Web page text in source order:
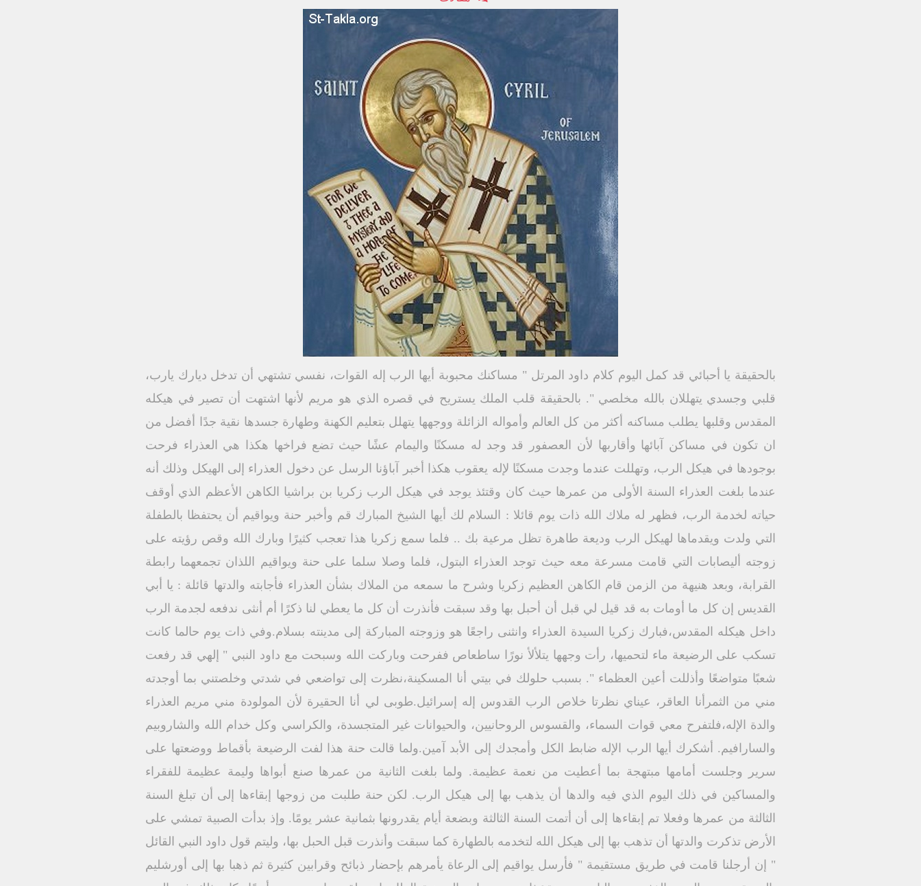
بالحقيقة يا أحبائي قد كمل اليوم كلام داود المرتل " مساكنك محبوبة أيها الرب إله القوات، نفسي تشتهي أن تدخل ديارك يارب،
قلبي وجسدي يتهللان بالله مخلصي ". بالحقيقة قلب الملك يستريح في قصره الذي هو مريم لأنها اشتهت أن تصير في هيكله
المقدس وقلبها يطلب مساكنه أكثر من كل العالم وأمواله الزائلة ووجهها يتهلل بتعليم الكهنة وطهارة جسدها نقية جدًا أفضل من
ان تكون في مساكن آبائها وأقاربها لأن العصفور قد وجد له مسكنًا واليمام عشًا حيث تضع فراخها هكذا هي العذراء فرحت
بوجودها في هيكل الرب، وتهللت عندما وجدت مسكنًا لإله يعقوب هكذا أخبر آباؤنا الرسل عن دخول العذراء إلى الهيكل وذلك أنه
عندما بلغت العذراء السنة الأولى من عمرها حيث كان وقتئذ يوجد في هيكل الرب زكريا بن براشيا الكاهن الأعظم الذي أوقف
حياته لخدمة الرب، فظهر له ملاك الله ذات يوم قائلا : السلام لك أيها الشيخ المبارك قم وأخبر حنة ويواقيم أن يحتفظا بالطفلة
التي ولدت ويقدماها لهيكل الرب وديعة طاهرة تظل مرعية بك .. فلما سمع زكريا هذا تعجب كثيرًا وبارك الله وقص رؤيته على
زوجته أليصابات التي قامت مسرعة معه حيث توجد العذراء البتول، فلما وصلا سلما على حنة ويواقيم اللذان تجمعهما رابطة
القرابة، وبعد هنيهة من الزمن قام الكاهن العظيم زكريا وشرح ما سمعه من الملاك بشأن العذراء فأجابته والدتها قائلة : يا أبي
القديس إن كل ما أومات به قد قيل لي قبل أن أحبل بها وقد سبقت فأنذرت أن كل ما يعطي لنا ذكرًا أم أنثى ندفعه لجدمة الرب
داخل هيكله المقدس،فبارك زكريا السيدة العذراء وانثنى راجعًا هو وزوجته المباركة إلى مدينته بسلام.وفي ذات يوم حالما كانت
تسكب على الرضيعة ماء لتحميها، رأت وجهها يتلألأ نورًا ساطعاص ففرحت وباركت الله وسبحت مع داود النبي " إلهي قد رفعت
شعبًا متواضعًا وأذللت أعين العظماء ". بسبب حلولك في بيتي أنا المسكينة،نظرت إلى تواضعي في شدتي وخلصتني بما أوجدته
مني من الثمرأنا العاقر، عيناي نظرتا خلاص الرب القدوس إله إسرائيل.طوبى لي أنا الحقيرة لأن المولودة مني مريم العذراء
والدة الإله،فلتفرح معي قوات السماء، والقسوس الروحانيين، والحيوانات غير المتجسدة، والكراسي وكل خدام الله والشاروبيم
والسارافيم. أشكرك أيها الرب الإله ضابط الكل وأمجدك إلى الأبد آمين.ولما قالت حنة هذا لفت الرضيعة بأقماط ووضعتها على
سرير وجلست أمامها مبتهجة بما أعطيت من نعمة عظيمة. ولما بلغت الثانية من عمرها صنع أبواها وليمة عظيمة للفقراء
والمساكين في ذلك اليوم الذي فيه والدها أن يذهب بها إلى هيكل الرب. لكن حنة طلبت من زوجها إبقاءها إلى أن تبلغ السنة
الثالثة من عمرها وفعلا تم إبقاءها إلى أن أتمت السنة الثالثة وبضعة أيام يقدرونها بثمانية عشر يومًا. وإذ بدأت الصبية تمشي على
الأرض تذكرت والدتها أن تذهب بها إلى هيكل الله لتخدمه بالطهارة كما سبقت وأنذرت قبل الحبل بها، وليتم قول داود النبي القائل
" إن أرجلنا قامت في طريق مستقيمة " فأرسل يواقيم إلى الرعاة يأمرهم بإحضار ذبائح وقرابين كثيرة ثم ذهبا بها إلى أورشليم